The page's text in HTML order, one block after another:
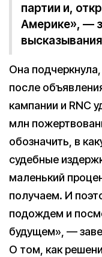
партии и,
Америке», —
Она
после
кампании и RNC
млн
обозначить, в
судебные
маленький
получаем. И
подождем и
будущем», —
О том, как